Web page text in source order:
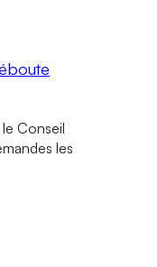
Conseil
les